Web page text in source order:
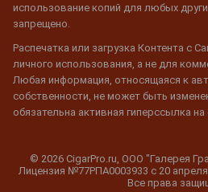
использование копий для любых
запрещено.
Распечатка или загрузка Контента с
личного использования, а не для
Любая информация, относящаяся к
собственности, не может быть
обязательна активная гиперссылка
© 2026 CigarPro.ru, ООО "Галерея
Лицензия №77РПА0003933 c 20 апреля
Все права